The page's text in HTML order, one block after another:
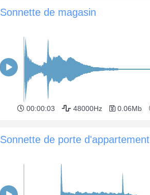
Sonnette de magasin
00:00:03 48000Hz 0.06Mb
Sonnette de porte d'appartement